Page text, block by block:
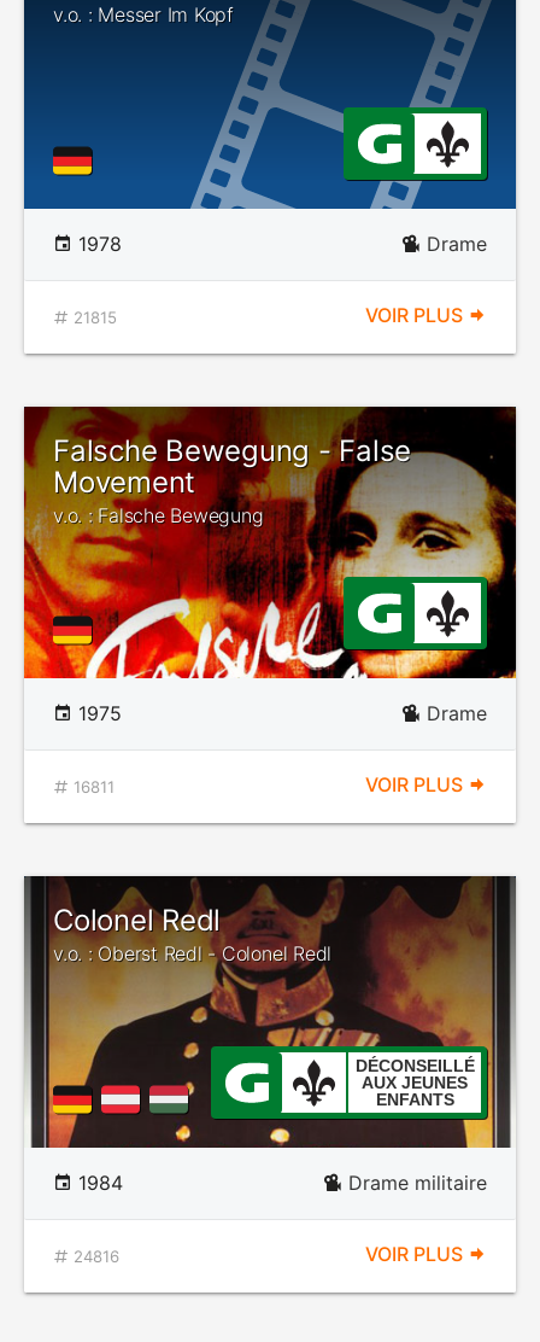
v.o. : Messer Im Kopf
1978 Drame
21815 VOIR PLUS
Falsche Bewegung - False
Movement
v.o. : Falsche Bewegung
1975 Drame
16811 VOIR PLUS
Colonel Redl
v.o. : Oberst Redl - Colonel Redl
DÉCONSEILLÉ
AUX JEUNES
ENFANTS
1984 Drame militaire
24816 VOIR PLUS